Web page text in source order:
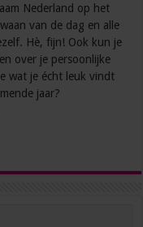
Nederland op het
van de dag en alle
Hè, fijn! Ook kun je
over je persoonlijke
wat je écht leuk vindt
jaar?